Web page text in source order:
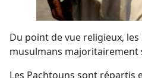
Du point de vue religieux,
musulmans majoritairement
Les Pachtouns sont répartis